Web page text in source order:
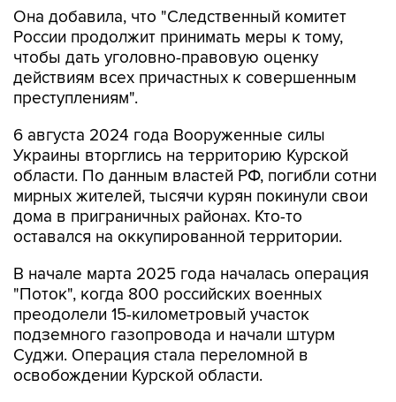
Она добавила, что "Cледственный комитет
России продолжит принимать меры к тому,
чтобы дать уголовно-правовую оценку
действиям всех причастных к совершенным
преступлениям".
6 августа 2024 года Вооруженные силы
Украины вторглись на территорию Курской
области. По данным властей РФ, погибли сотни
мирных жителей, тысячи курян покинули свои
дома в приграничных районах. Кто-то
оставался на оккупированной территории.
В начале марта 2025 года началась операция
"Поток", когда 800 российских военных
преодолели 15-километровый участок
подземного газопровода и начали штурм
Суджи. Операция стала переломной в
освобождении Курской области.